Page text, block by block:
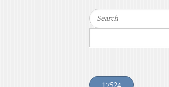
Search